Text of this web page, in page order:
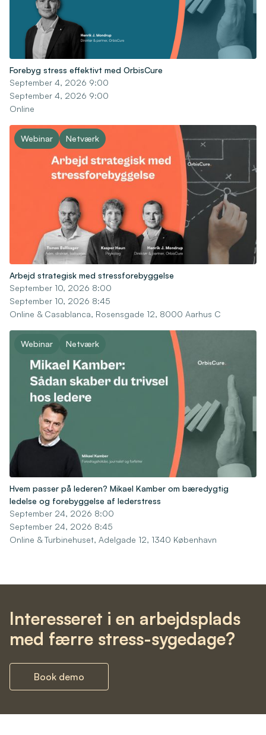
Forebyg stress effektivt med OrbisCure
September 4, 2026 9:00
September 4, 2026 9:00
Online
Webinar Netværk
Arbejd strategisk med stressforebyggelse
September 10, 2026 8:00
September 10, 2026 8:45
Online & Casablanca, Rosensgade 12, 8000 Aarhus C
Webinar Netværk
Hvem passer på lederen? Mikael Kamber om bæredygtig
ledelse og forebyggelse af lederstress
September 24, 2026 8:00
September 24, 2026 8:45
Online & Turbinehuset, Adelgade 12, 1340 København
Interesseret i en arbejdsplads
med færre stress-sygedage?
Book demo